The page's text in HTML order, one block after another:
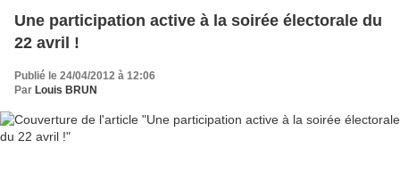
Une participation active à la soirée électorale du
22 avril !
Publié le 24/04/2012 à 12:06
Par Louis BRUN